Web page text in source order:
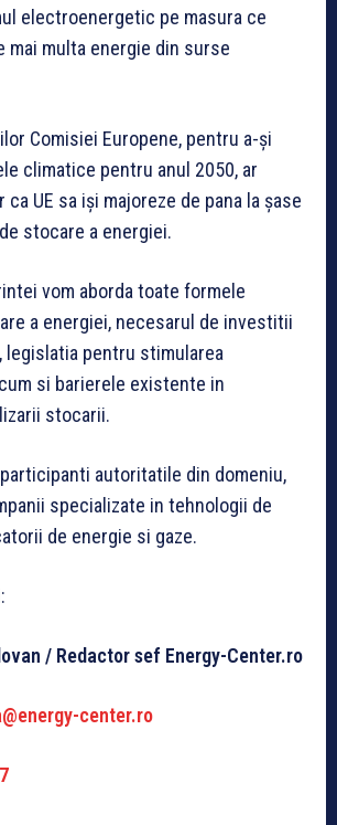
electroenergetic pe masura ce
mai multa energie din surse
Comisiei Europene, pentru a-și
climatice pentru anul 2050, ar
UE sa iși majoreze de pana la șase
stocare a energiei.
vom aborda toate formele
a energiei, necesarul de investitii
legislatia pentru stimularea
si barierele existente in
stocarii.
autoritatile din domeniu,
specializate in tehnologii de
de energie si gaze.
/ Redactor sef Energy-Center.ro
center.ro